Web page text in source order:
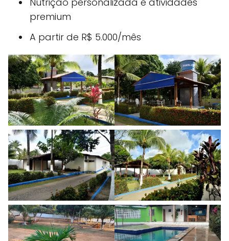
premium
A partir de R$ 5.000/mês